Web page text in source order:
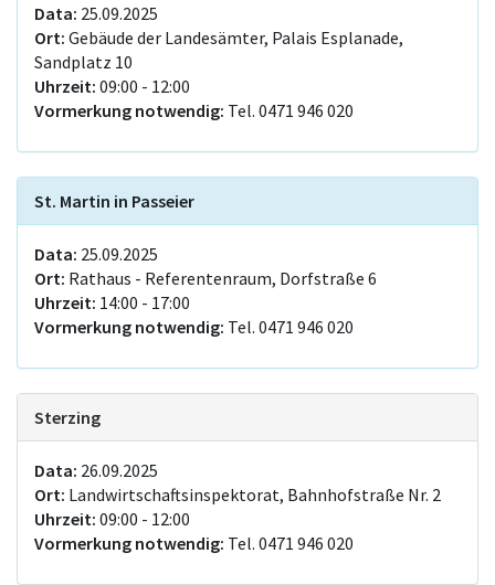
Data: 25.09.2025
Ort: Gebäude der Landesämter, Palais Esplanade,
Sandplatz 10
Uhrzeit: 09:00 - 12:00
Vormerkung notwendig: Tel. 0471 946 020
St. Martin in Passeier
Data: 25.09.2025
Ort: Rathaus - Referentenraum, Dorfstraße 6
Uhrzeit: 14:00 - 17:00
Vormerkung notwendig: Tel. 0471 946 020
Sterzing
Data: 26.09.2025
Ort: Landwirtschaftsinspektorat, Bahnhofstraße Nr. 2
Uhrzeit: 09:00 - 12:00
Vormerkung notwendig: Tel. 0471 946 020